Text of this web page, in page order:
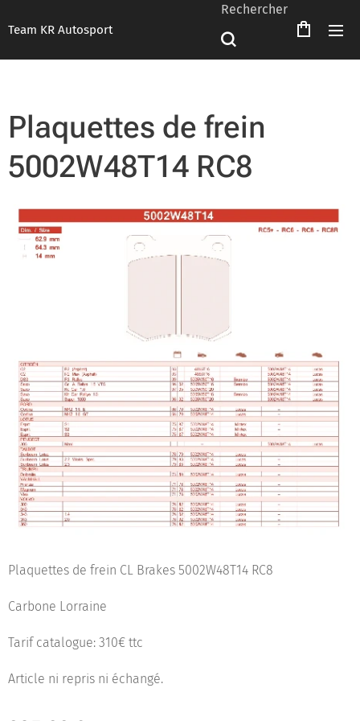
Team KR Autosport
Rechercher
Plaquettes de frein
5002W48T14 RC8
Plaquettes de frein CL Brakes 5002W48T14 RC8
Carbone Lorraine
Tarif catalogue: 310€ ttc
Article ni repris ni échangé.